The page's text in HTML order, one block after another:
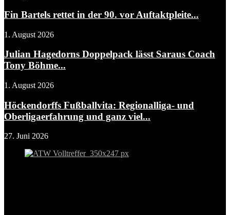
Fin Bartels rettet in der 90. vor Auftaktpleite...
1. August 2026
Julian Hagedorns Doppelpack lässt Saraus Coach
Tony Böhme...
1. August 2026
Höckendorffs Fußballvita: Regionalliga- und
Oberligaerfahrung und ganz viel...
27. Juni 2026